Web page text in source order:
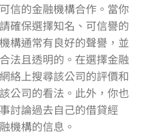
信的金融機構合作。當你
確保選擇知名、可信譽的
構通常有良好的聲譽，並
法且透明的。在選擇金融
絡上搜尋該公司的評價和
公司的看法。此外，你也
討論過去自己的借貸經
機構的信息。